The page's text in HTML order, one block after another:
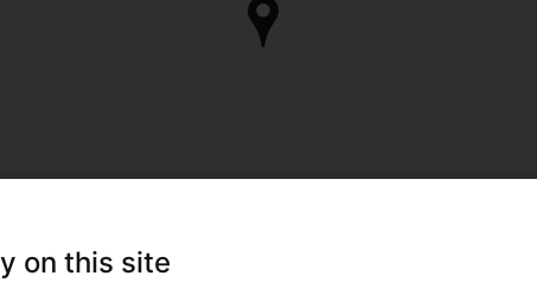
on this site